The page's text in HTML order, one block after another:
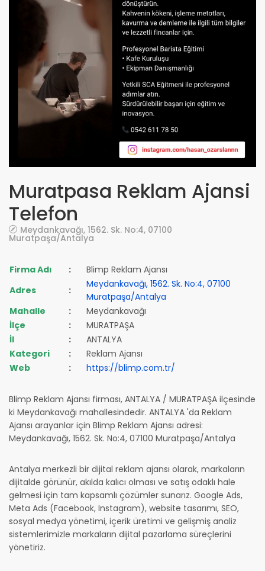
Muratpasa Reklam Ajansi
Telefon
Meydankavağı, 1562. Sk. No:4, 07100
Muratpaşa/Antalya
Firma Adı :
Blimp Reklam Ajansı
Adres
:
Meydankavağı, 1562. Sk. No:4, 07100
Muratpaşa/Antalya
Mahalle
:
Meydankavağı
İlçe
:
MURATPAŞA
İl
:
ANTALYA
Kategori
:
Reklam Ajansı
Web
: https://blimp.com.tr/
Blimp Reklam Ajansı firması, ANTALYA / MURATPAŞA ilçesinde
ki Meydankavağı mahallesindedir. ANTALYA 'da Reklam
Ajansı arayanlar için Blimp Reklam Ajansı adresi:
Meydankavağı, 1562. Sk. No:4, 07100 Muratpaşa/Antalya
Antalya merkezli bir dijital reklam ajansı olarak, markaların
dijitalde görünür, akılda kalıcı olması ve satış odaklı hale
gelmesi için tam kapsamlı çözümler sunarız. Google Ads,
Meta Ads (Facebook, Instagram), website tasarımı, SEO,
sosyal medya yönetimi, içerik üretimi ve gelişmiş analiz
sistemlerimizle markaların dijital pazarlama süreçlerini
yönetiriz.